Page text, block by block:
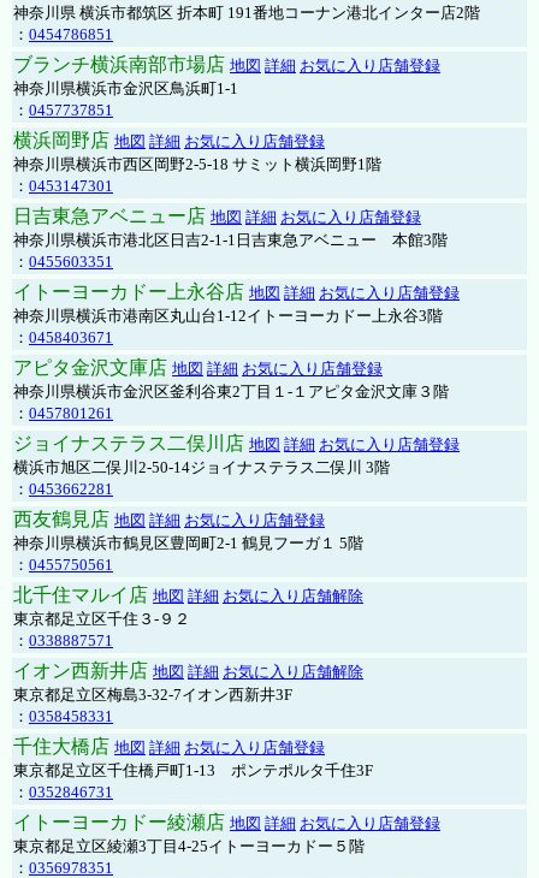
神奈川県 横浜市都筑区 折本町 191番地コーナン港北インター店2階
： 0454786851
ブランチ横浜南部市場店 地図 詳細 お気に入り店舗登録
神奈川県横浜市金沢区鳥浜町1-1
： 0457737851
横浜岡野店 地図 詳細 お気に入り店舗登録
神奈川県横浜市西区岡野2-5-18 サミット横浜岡野1階
： 0453147301
日吉東急アベニュー店 地図 詳細 お気に入り店舗登録
神奈川県横浜市港北区日吉2-1-1日吉東急アベニュー 本館3階
： 0455603351
イトーヨーカドー上永谷店 地図 詳細 お気に入り店舗登録
神奈川県横浜市港南区丸山台1-12イトーヨーカドー上永谷3階
： 0458403671
アピタ金沢文庫店 地図 詳細 お気に入り店舗登録
神奈川県横浜市金沢区釜利谷東2丁目１-１アピタ金沢文庫３階
： 0457801261
ジョイナステラス二俣川店 地図 詳細 お気に入り店舗登録
横浜市旭区二俣川2-50-14ジョイナステラス二俣川 3階
： 0453662281
西友鶴見店 地図 詳細 お気に入り店舗登録
神奈川県横浜市鶴見区豊岡町2-1 鶴見フーガ１ 5階
： 0455750561
北千住マルイ店 地図 詳細 お気に入り店舗解除
東京都足立区千住３-９２
： 0338887571
イオン西新井店 地図 詳細 お気に入り店舗解除
東京都足立区梅島3-32-7イオン西新井3F
： 0358458331
千住大橋店 地図 詳細 お気に入り店舗登録
東京都足立区千住橋戸町1-13 ポンテポルタ千住3F
： 0352846731
イトーヨーカドー綾瀬店 地図 詳細 お気に入り店舗登録
東京都足立区綾瀬3丁目4-25イトーヨーカドー５階
： 0356978351